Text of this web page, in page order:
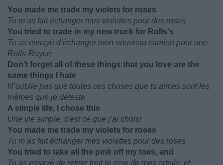
You made me trade my violets for roses
Tu m’as fait échanger mes violettes pour des roses
You tried to trade in my new truck for Rolls's
Tu as essayé d’échanger mon nouveau camion pour une
Rolls-Royce
Don’t forget all of these things that you love are the
same things I hate
N’oublie pas que toutes ces choses que tu aimes sont les
mêmes que je déteste
A simple life, I chose this
Une vie simple, c'est ce que j’ai choisi
You made me trade my violets for roses
Tu m’as fait échanger mes violettes pour des roses
You tried to take all the pink off my toes, and
Tu as essayé de retirer tout le rose de mes orteils, et